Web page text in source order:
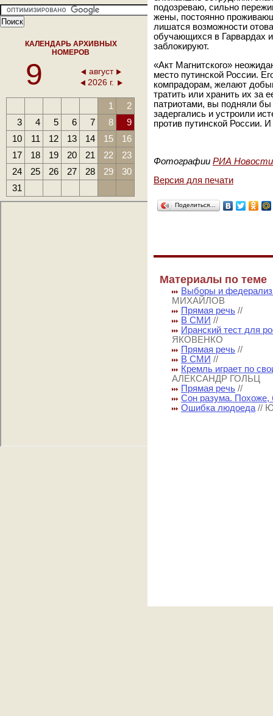
КАЛЕНДАРЬ АРХИВНЫХ
НОМЕРОВ
9
август
2026 г.
1
2
3
4 5 6 7 8
9
10
11 12 13 14 15
16
17
18 19 20 21 22
23
24
25 26 27 28 29
30
31
подозреваю, сильно
жены, постоянно
лишатся возможности
обучающихся в Гарвардах
заблокируют.
«Акт Магнитского»
место путинской России.
компрадорам, желают
тратить или хранить их
патриотами, вы подняли
задергались и устроили
против путинской России.
Фотографии РИА Новости
Версия для печати
Поделиться…
Материалы по теме
Выборы и
МИХАЙЛОВ
Прямая речь //
В СМИ //
Иранский тест для
ЯКОВЕНКО
Прямая речь //
В СМИ //
Кремль играет по
АЛЕКСАНДР ГОЛЬЦ
Прямая речь //
Сон разума. Похоже,
Ошибка людоеда //